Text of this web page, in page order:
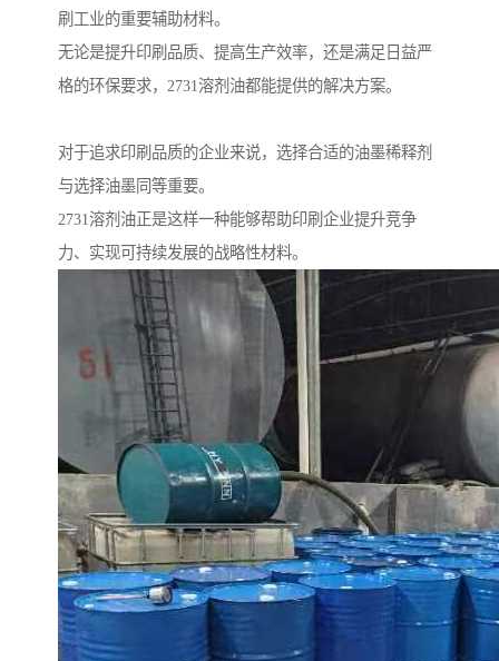
刷工业的重要辅助材料。
无论是提升印刷品质、提高生产效率，还是满足日益严
格的环保要求，2731溶剂油都能提供的解决方案。
对于追求印刷品质的企业来说，选择合适的油墨稀释剂
与选择油墨同等重要。
2731溶剂油正是这样一种能够帮助印刷企业提升竞争
力、实现可持续发展的战略性材料。